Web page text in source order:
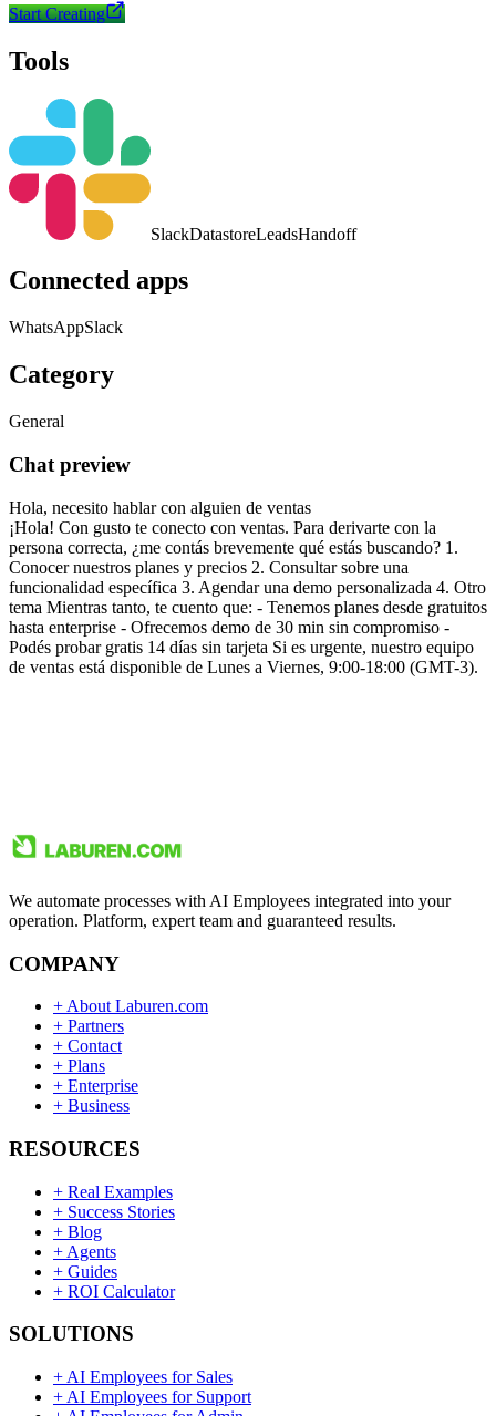
Start Creating
Tools
SlackDatastoreLeadsHandoff
Connected apps
WhatsAppSlack
Category
General
Chat preview
Hola, necesito hablar con alguien de ventas
¡Hola! Con gusto te conecto con ventas. Para derivarte con la
persona correcta, ¿me contás brevemente qué estás buscando? 1.
Conocer nuestros planes y precios 2. Consultar sobre una
funcionalidad específica 3. Agendar una demo personalizada 4. Otro
tema Mientras tanto, te cuento que: - Tenemos planes desde gratuitos
hasta enterprise - Ofrecemos demo de 30 min sin compromiso -
Podés probar gratis 14 días sin tarjeta Si es urgente, nuestro equipo
de ventas está disponible de Lunes a Viernes, 9:00-18:00 (GMT-3).
We automate processes with AI Employees integrated into your
operation. Platform, expert team and guaranteed results.
COMPANY
+ About Laburen.com
+ Partners
+ Contact
+ Plans
+ Enterprise
+ Business
RESOURCES
+ Real Examples
+ Success Stories
+ Blog
+ Agents
+ Guides
+ ROI Calculator
SOLUTIONS
+ AI Employees for Sales
+ AI Employees for Support